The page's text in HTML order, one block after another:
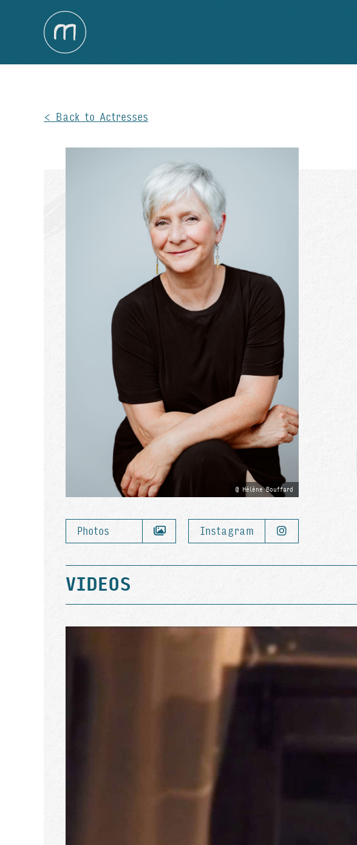
Back to Actresses
Hélène Bouffard
Photos Instagram
VIDEOS